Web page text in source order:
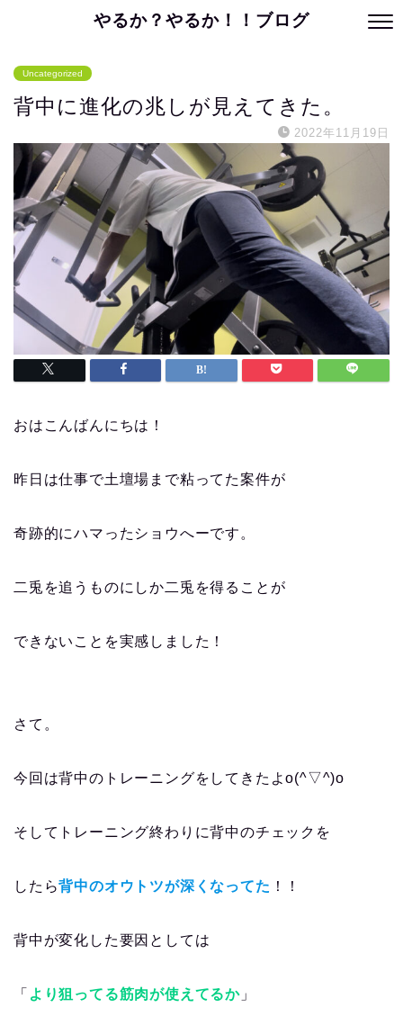
やるか？やるか！！ブログ
Uncategorized
背中に進化の兆しが見えてきた。
2022年11月19日
おはこんばんにちは！
昨日は仕事で土壇場まで粘ってた案件が
奇跡的にハマったショウへーです。
二兎を追うものにしか二兎を得ることが
できないことを実感しました！
さて。
今回は背中のトレーニングをしてきたよo(^▽^)o
そしてトレーニング終わりに背中のチェックを
したら背中のオウトツが深くなってた ！！
背中が変化した要因としては
「 より狙ってる筋肉が使えてるか 」